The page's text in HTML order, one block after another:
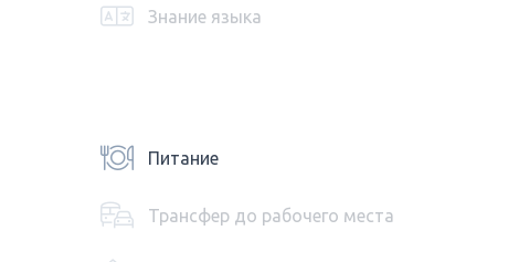
Знание языка
Питание
Трансфер до рабочего места